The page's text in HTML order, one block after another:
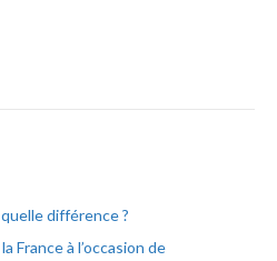
différence ?
France à l’occasion de